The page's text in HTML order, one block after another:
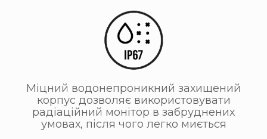
Міцний водонепроникний захищений
корпус дозволяє використовувати
радіаційний монітор в забруднених
умовах, після чого легко миється